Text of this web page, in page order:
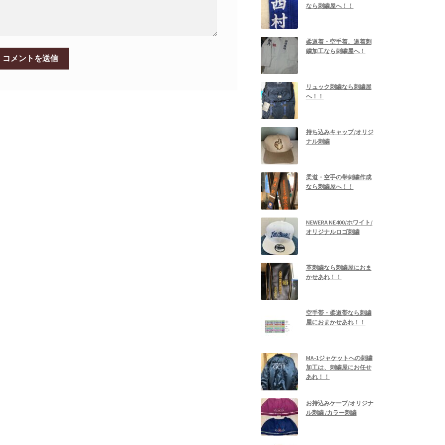
なら刺繍屋へ！！
柔道着・空手着、道着刺
繍加工なら刺繍屋へ！
リュック刺繍なら刺繍屋
へ！！
持ち込みキャップ/オリジ
ナル刺繍
柔道・空手の帯刺繍作成
なら刺繍屋へ！！
NEWERA NE400/ホワイト/
オリジナルロゴ刺繍
革刺繍なら刺繍屋におま
かせあれ！！
空手帯・柔道帯なら刺繍
屋におまかせあれ！！
MA-1ジャケットへの刺繍
加工は、刺繍屋にお任せ
あれ！！
お持込みケープ/オリジナ
ル刺繍 /カラー刺繍